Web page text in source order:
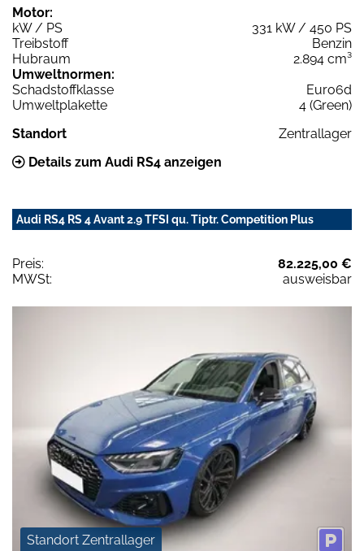
Motor:
kW / PS
331 kW / 450 PS
Treibstoff
Benzin
Hubraum
2.894 cm³
Umweltnormen:
Schadstoffklasse
Euro6d
Umweltplakette
4 (Green)
Standort
Zentrallager
Details zum Audi RS4 anzeigen
Audi RS4 RS 4 Avant 2.9 TFSI qu. Tiptr. Competition Plus
Preis:
82.225,00 €
MWSt:
ausweisbar
Standort Zentrallager